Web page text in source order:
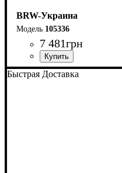
BRW-Украина
105336
7 481грн
Быстрая Доставка